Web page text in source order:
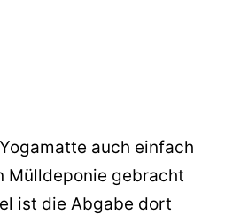
auch einfach
Mülldeponie gebracht
ist die Abgabe dort